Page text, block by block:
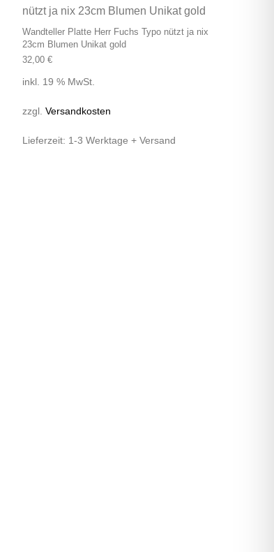
Wandteller Platte Herr Fuchs Typo nützt ja nix
23cm Blumen Unikat gold
32,00 €
inkl. 19 % MwSt.
zzgl. Versandkosten
Lieferzeit: 1-3 Werktage + Versand